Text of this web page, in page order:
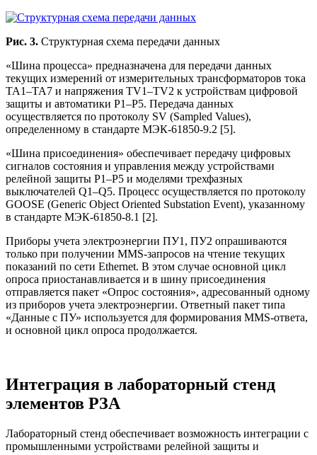
Рис. 3. Структурная схема передачи данных
«Шина процесса» предназначена для передачи данных
текущих измерений от измерительных трансформаторов тока
TA1–TA7 и напряжения TV1–TV2 к устройствам цифровой
защиты и автоматики P1–P5. Передача данных
осуществляется по протоколу SV (Sampled Values),
определенному в стандарте МЭК-61850-9.2 [5].
«Шина присоединения» обеспечивает передачу цифровых
сигналов состояния и управления между устройствами
релейной защиты P1–P5 и моделями трехфазных
выключателей Q1–Q5. Процесс осуществляется по протоколу
GOOSE (Generic Object Oriented Substation Event), указанному
в стандарте МЭК-61850-8.1 [2].
Приборы учета электроэнергии ПУ1, ПУ2 опрашиваются
только при получении MMS-запросов на чтение текущих
показаний по сети Ethernet. В этом случае основной цикл
опроса приостанавливается и в шину присоединения
отправляется пакет «Опрос состояния», адресованный одному
из приборов учета электроэнергии. Ответный пакет типа
«Данные с ПУ» используется для формирования MMS-ответа,
и основной цикл опроса продолжается.
Интеграция в лабораторный стенд
элементов РЗА
Лабораторный стенд обеспечивает возможность интеграции с
промышленными устройствами релейной защиты и